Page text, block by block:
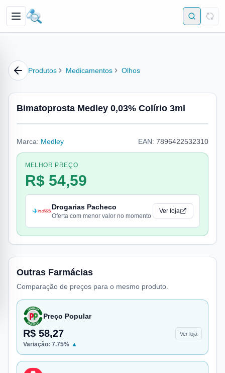
Produtos Medicamentos Olhos
Bimatoprosta Medley 0,03% Colírio 3ml
Marca: Medley EAN: 7896422532310
MELHOR PREÇO
R$ 54,59
Drogarias Pacheco
Oferta com menor valor no momento
Ver loja
Outras Farmácias
Comparação de preços para o mesmo produto.
Preço Popular
R$ 58,27 Ver loja
Variação: 7.75% ▲